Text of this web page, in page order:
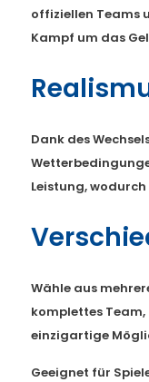
offiziellen Teams
Kampf um das
Dank des
Leistung,
Wähle aus
komplettes
einzigartige
Geeignet für